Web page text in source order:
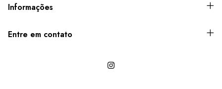
Informações
Entre em contato